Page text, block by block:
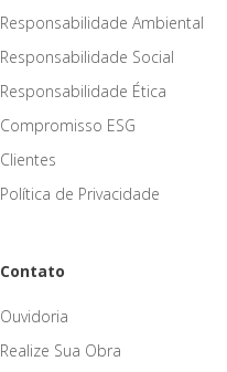
Responsabilidade Ambiental
Responsabilidade Social
Responsabilidade Ética
Compromisso ESG
Clientes
Política de Privacidade
Contato
Ouvidoria
Realize Sua Obra